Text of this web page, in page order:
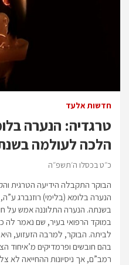
חדשות אלעד
טרגדיה: הנערה
הלכה לעולמה
כ״ט בכסלו ה׳תשפ״ה
הבוקר התקבלה הידיעה הטרגית
בשנתה. הנערה התלוננה אמש על
במוקד הרפואי בעיר, שם נאמר
לביתה. הבוקר, למרבה הזעזוע,
בהם חובשים ופרמדיקים מ’איחוד
רמב”ם, אך ניסיונות ההחייאה לא